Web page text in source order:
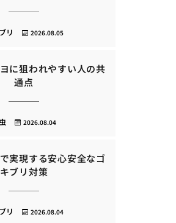
2026.08.05
リ
に狙われやすい人の共
通点
2026.08.04
実現する安心安全なゴ
キブリ対策
2026.08.04
リ